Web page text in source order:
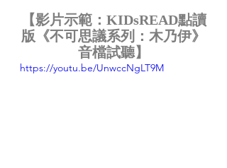
【影片示範：KIDsREAD點讀
版《不可思議系列：木乃伊》
音檔試聽】
https://youtu.be/UnwccNgLT9M